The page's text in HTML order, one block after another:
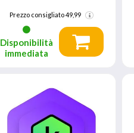
Prezzo consigliato49,99
Disponibilità
immediata